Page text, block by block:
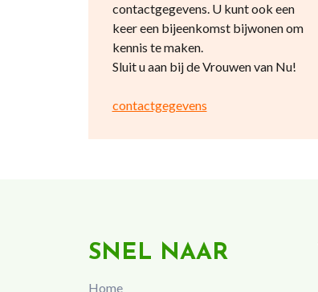
contactgegevens. U kunt ook een
keer een bijeenkomst bijwonen om
kennis te maken.
Sluit u aan bij de Vrouwen van Nu!
contactgegevens
SNEL NAAR
Home